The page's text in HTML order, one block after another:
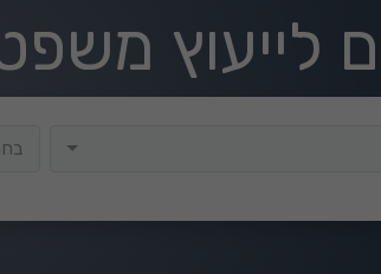
לייעוץ